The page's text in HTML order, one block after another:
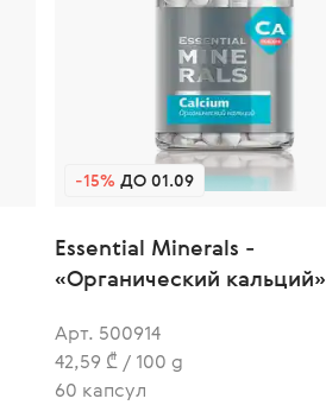
-15% ДО 01.09
Essential Minerals -
«Органический кальций»
Арт. 500914
42,59 ₾ / 100 g
60 капсул